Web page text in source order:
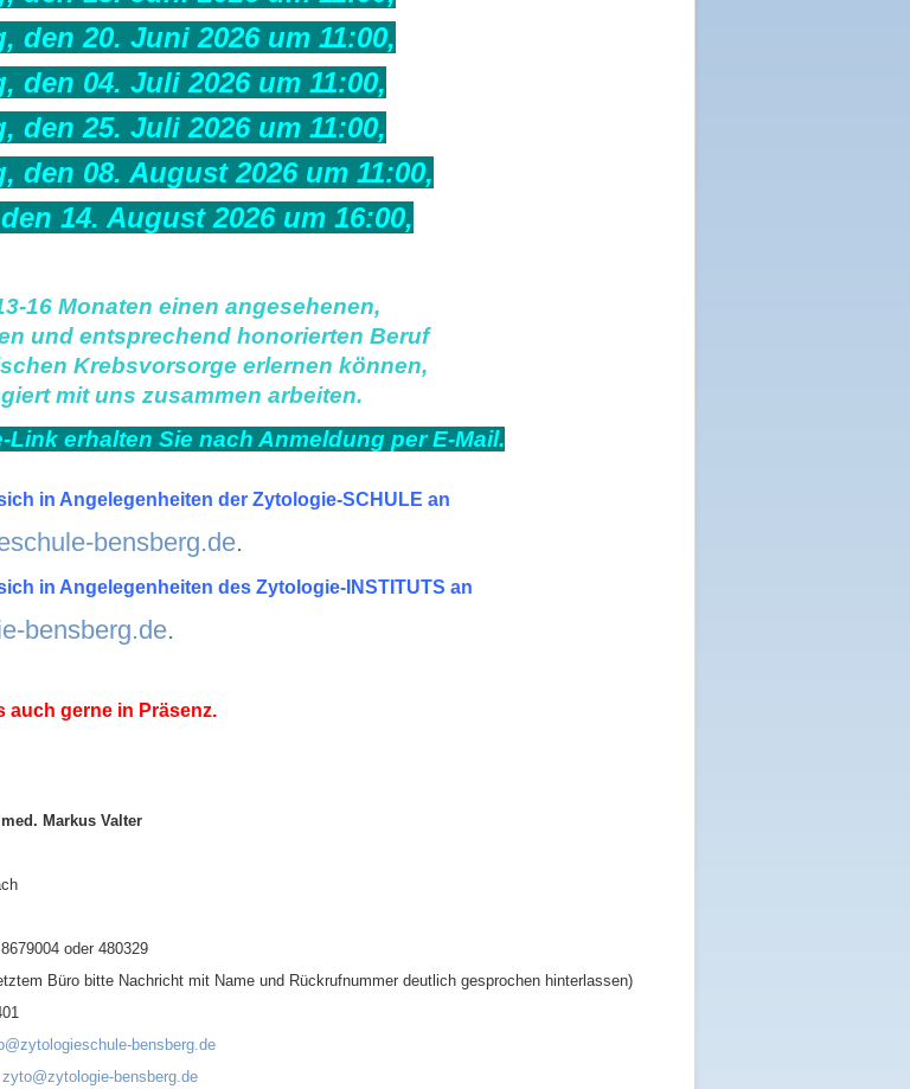
den 20. Juni 2026 um 11:00,
den 04. Juli 2026 um 11:00,
den 25. Juli 2026 um 11:00,
den 08. August 2026 um 11:00,
14. August 2026 um 16:00,
16 Monaten einen angesehenen,
und entsprechend honorierten Beruf
Krebsvorsorge erlernen können,
mit uns zusammen arbeiten.
Link erhalten Sie nach Anmeldung per E-Mail.
in Angelegenheiten der Zytologie-SCHULE an
bensberg.de.
in Angelegenheiten des Zytologie-INSTITUTS an
bensberg.de.
auch gerne in Präsenz.
Markus Valter
oder 480329
bitte Nachricht mit Name und Rückrufnummer deutlich gesprochen hinterlassen)
bensberg.de
zyto@zytologie-bensberg.de